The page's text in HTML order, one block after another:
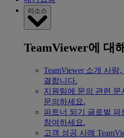
리소스
TeamViewer에 대
TeamViewer 소개 사람,
결합니다.
지원팀에 문의 관련 문
문의하세요.
파트너 되기
글로벌 파
참여하세요.
고객 성공 사례